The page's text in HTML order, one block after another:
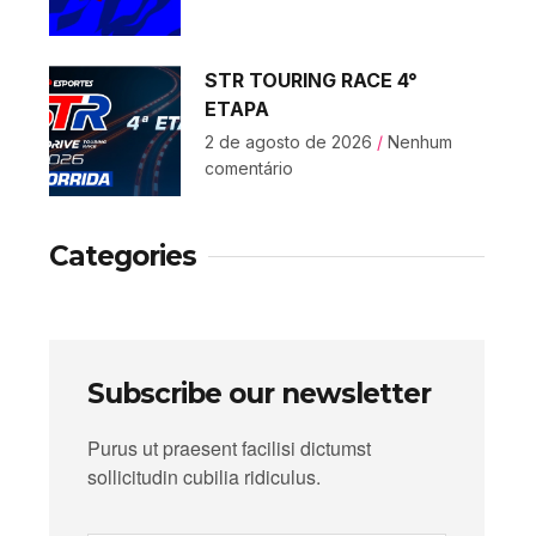
STR TOURING RACE 4°
ETAPA
2 de agosto de 2026 Nenhum
comentário
Categories
Subscribe our newsletter
Purus ut praesent facilisi dictumst
sollicitudin cubilia ridiculus.